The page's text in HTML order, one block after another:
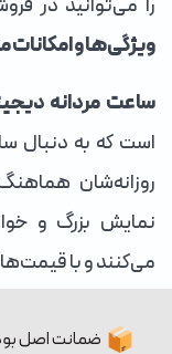
ویژگی‌ها و
ساعت مردانه
است که به دنبال
روزانه‌شان
نمایش بزرگ و
می‌کنند و با
ضمانت اصل